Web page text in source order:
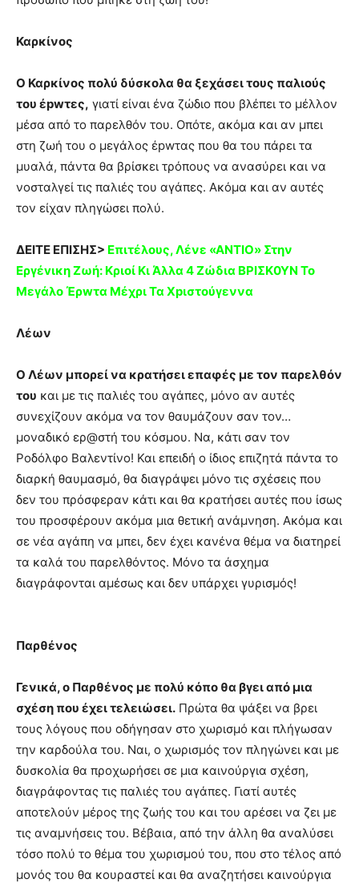
Καρκίνος
Ο Καρκίνος πολύ δύσκολα θα ξεχάσει τους παλιούς
του έpwτες, γιατί είναι ένα ζώδιο που βλέπει το μέλλον
μέσα από το παρελθόν του. Οπότε, ακόμα και αν μπει
στη ζωή του ο μεγάλος έpwτας που θα του πάρει τα
μυαλά, πάντα θα βρίσκει τρόπους να ανασύρει και να
νοσταλγεί τις παλιές του αγάπες. Ακόμα και αν αυτές
τον είχαν πληγώσει πολύ.
ΔΕΙΤΕ ΕΠΙΣΗΣ> Επιτέλους, Λένε «ΑNTIO» Στην
Εργέvικη Zωή: Κριοί Κι Άλλα 4 Ζώδια ΒΡΙΣΚ0ΥΝ Το
Mεγάλο Έρwτα Mέχρι Τα Χpιστούγεννα
Λέων
Ο Λέων μπορεί να κρατήσει επαφές με τον παρελθόν
του και με τις παλιές του αγάπες, μόνο αν αυτές
συνεχίζουν ακόμα να τον θαυμάζουν σαν τον…
μοναδικό ερ@στή του κόσμου. Να, κάτι σαν τον
Ροδόλφο Βαλεντίνο! Και επειδή ο ίδιος επιζητά πάντα το
διαρκή θαυμασμό, θα διαγράψει μόνο τις σχέσεις που
δεν του πρόσφεραν κάτι και θα κρατήσει αυτές που ίσως
του προσφέρουν ακόμα μια θετική ανάμνηση. Ακόμα και
σε νέα αγάπη να μπει, δεν έχει κανένα θέμα να διατηρεί
τα καλά του παρελθόντος. Μόνο τα άσχημα
διαγράφονται αμέσως και δεν υπάρχει γυρισμός!
Παρθένος
Γενικά, ο Παρθένος με πολύ κόπο θα βγει από μια
σχέση που έχει τελειώσει. Πρώτα θα ψάξει να βρει
τους λόγους που οδήγησαν στο χωρισμό και πλήγωσαν
την καρδούλα του. Ναι, ο χωρισμός τον πληγώνει και με
δυσκολία θα προχωρήσει σε μια καινούργια σχέση,
διαγράφοντας τις παλιές του αγάπες. Γιατί αυτές
αποτελούν μέρος της ζωής του και του αρέσει να ζει με
τις αναμνήσεις του. Βέβαια, από την άλλη θα αναλύσει
τόσο πολύ το θέμα του χωρισμού του, που στο τέλος από
μονός του θα κουραστεί και θα αναζητήσει καινούργια